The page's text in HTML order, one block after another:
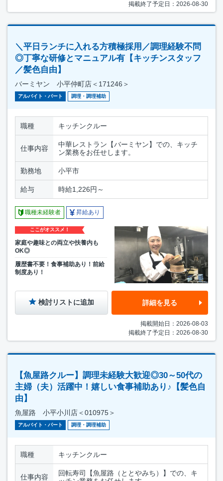
掲載終了予定日：2026-08-30
＼平日ランチに入れる方積極採用／調理経験不問
◎丁寧な研修とマニュアル有【キッチンスタッフ
／髪色自由】
バーミヤン 小平仲町店＜171246＞
アルバイト・パート 調理・調理補助
職種 キッチンクルー
仕事内容
中華レストラン【バーミヤン】での、キッチ
ン業務をお任せします。
勤務地 小平市
給与 時給1,226円～
職種未経験者 昇給あり
ここがオススメ！
家庭や趣味との両立や扶養内も
OK◎
履歴書不要！食事補助あり！前給
制度あり！
検討リストに追加 詳細を見る
掲載開始日：2026-08-03
掲載終了予定日：2026-08-30
【魚屋路クルー】調理未経験大歓迎◎30～50代の
主婦（夫）活躍中！嬉しい食事補助あり♪【髪色自
由】
魚屋路 小平小川店＜010975＞
アルバイト・パート 調理・調理補助
職種 キッチンクルー
仕事内容
回転寿司【魚屋路（ととやみち）】での、キ